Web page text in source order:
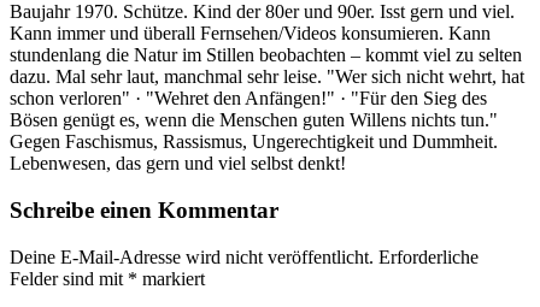
Baujahr 1970. Schütze. Kind der 80er und 90er. Isst gern und viel.
Kann immer und überall Fernsehen/Videos konsumieren. Kann
stundenlang die Natur im Stillen beobachten – kommt viel zu selten
dazu. Mal sehr laut, manchmal sehr leise. "Wer sich nicht wehrt, hat
schon verloren" · "Wehret den Anfängen!" · "Für den Sieg des
Bösen genügt es, wenn die Menschen guten Willens nichts tun."
Gegen Faschismus, Rassismus, Ungerechtigkeit und Dummheit.
Lebenwesen, das gern und viel selbst denkt!
Schreibe einen Kommentar
Deine E-Mail-Adresse wird nicht veröffentlicht. Erforderliche
Felder sind mit * markiert